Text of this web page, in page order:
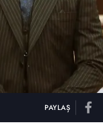
PAYLAŞ